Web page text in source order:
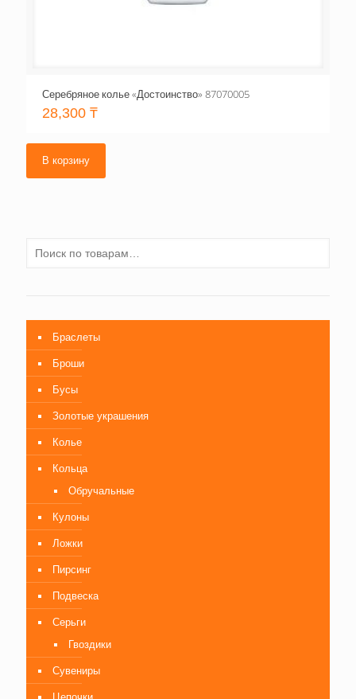
Серебряное колье «Достоинство» 87070005
28,300 ₸
В корзину
Браслеты
Броши
Бусы
Золотые украшения
Колье
Кольца
Обручальные
Кулоны
Ложки
Пирсинг
Подвеска
Серьги
Гвоздики
Сувениры